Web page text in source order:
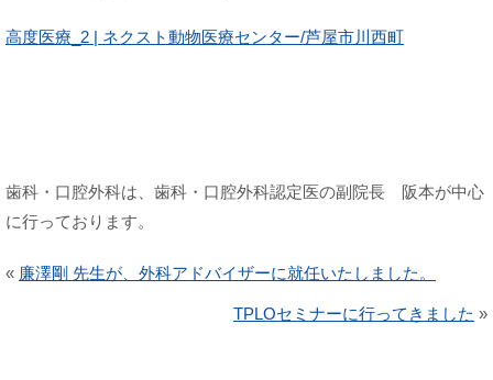
高度医療_2 | ネクスト動物医療センター/芦屋市川西町
歯科・口腔外科は、歯科・口腔外科認定医の副院長 阪本が中心
に行っております。
« 廉澤剛 先生が、外科アドバイザーに就任いたしました。
TPLOセミナーに行ってきました »